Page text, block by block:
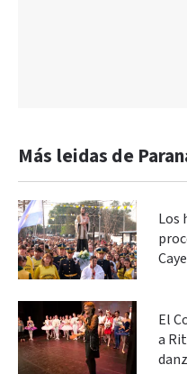
Más leidas de
Los
El
a